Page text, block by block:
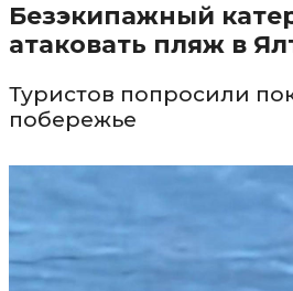
Безэкипажный
атаковать пляж в
Туристов попросили
побережье